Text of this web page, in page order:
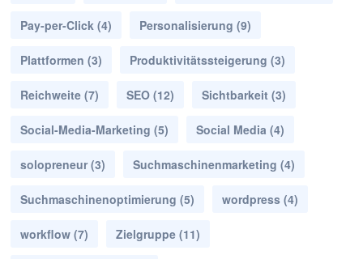
Pay-per-Click (4) Personalisierung (9)
Plattformen (3) Produktivitätssteigerung (3)
Reichweite (7) SEO (12) Sichtbarkeit (3)
Social-Media-Marketing (5) Social Media (4)
solopreneur (3) Suchmaschinenmarketing (4)
Suchmaschinenoptimierung (5) wordpress (4)
workflow (7) Zielgruppe (11)